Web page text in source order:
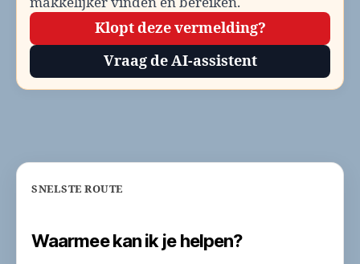
Klopt deze vermelding?
Vraag de AI-assistent
SNELSTE ROUTE
Waarmee kan ik je helpen?